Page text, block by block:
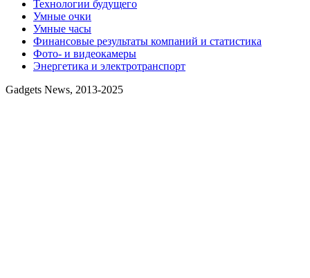
Технологии будущего
Умные очки
Умные часы
Финансовые результаты компаний и статистика
Фото- и видеокамеры
Энергетика и электротранспорт
Gadgets News, 2013-2025